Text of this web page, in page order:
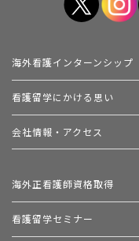
海外看護インターンシップ
看護留学にかける思い
会社情報・アクセス
海外正看護師資格取得
看護留学セミナー